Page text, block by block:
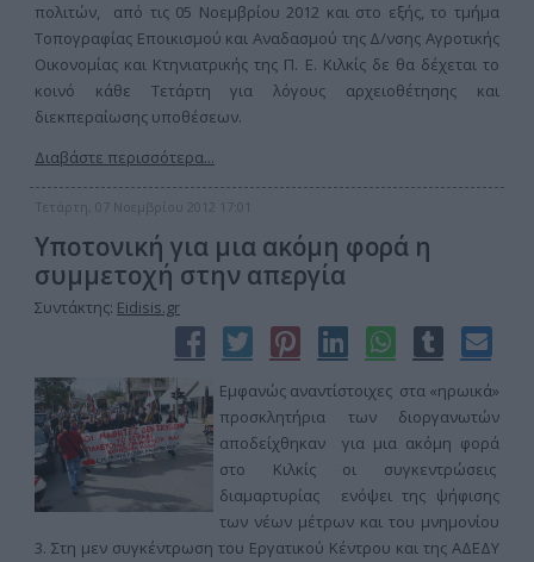
πολιτών, από τις 05 Νοεμβρίου 2012 και στο εξής, το τμήμα
Τοπογραφίας Εποικισμού και Αναδασμού της Δ/νσης Αγροτικής
Οικονομίας και Κτηνιατρικής της Π. Ε. Κιλκίς δε θα δέχεται το
κοινό κάθε Τετάρτη για λόγους αρχειοθέτησης και
διεκπεραίωσης υποθέσεων.
Διαβάστε περισσότερα...
Τετάρτη, 07 Νοεμβρίου 2012 17:01
Υποτονική για μια ακόμη φορά η
συμμετοχή στην απεργία
Συντάκτης: Eidisis.gr
Εμφανώς αναντίστοιχες στα «ηρωικά»
προσκλητήρια των διοργανωτών
αποδείχθηκαν για μια ακόμη φορά
στο Κιλκίς οι συγκεντρώσεις
διαμαρτυρίας ενόψει της ψήφισης
των νέων μέτρων και του μνημονίου
3. Στη μεν συγκέντρωση του Εργατικού Κέντρου και της ΑΔΕΔΥ